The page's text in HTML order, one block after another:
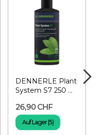
DENNERLE Plant
System S7 250 ml
26,90 CHF
Auf Lager (5)